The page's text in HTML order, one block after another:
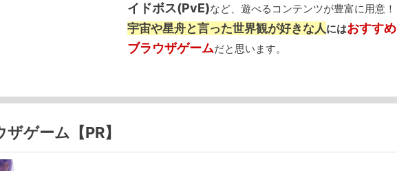
イドボス(PvE)など、遊べるコンテンツが豊富に用意！
宇宙や星舟と言った世界観が好きな人にはおすすめ
ブラウザゲームだと思います。
ゲーム【PR】